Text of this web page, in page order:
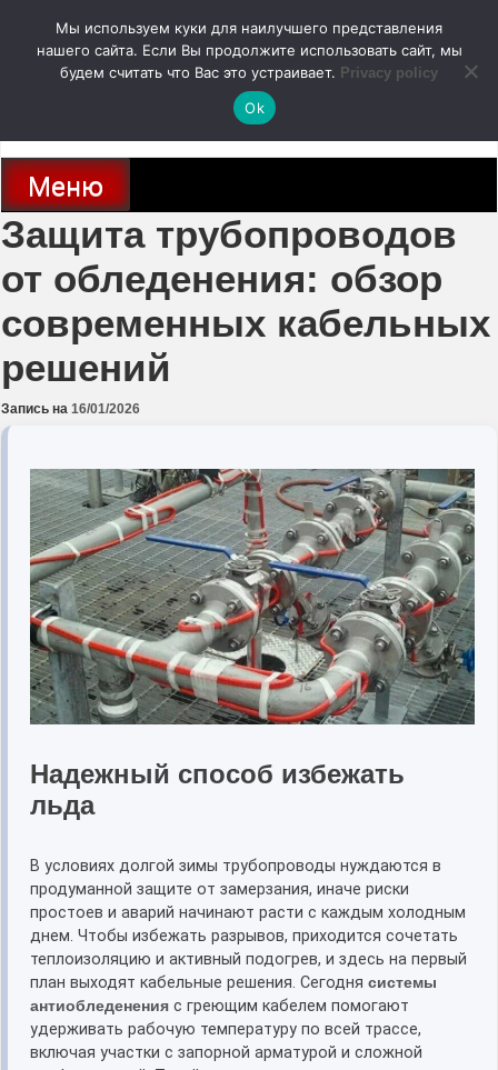
содержимому
autodoc24.ru
Новости про современные автомобили и не только, новинки зарубежного
и отечественного автопрома
Меню
Защита трубопроводов
от обледенения: обзор
современных кабельных
решений
Запись на 16/01/2026
Надежный способ избежать
льда
В условиях долгой зимы трубопроводы нуждаются в
продуманной защите от замерзания, иначе риски
простоев и аварий начинают расти с каждым холодным
днем. Чтобы избежать разрывов, приходится сочетать
теплоизоляцию и активный подогрев, и здесь на первый
план выходят кабельные решения. Сегодня системы
антиобледенения с греющим кабелем помогают
удерживать рабочую температуру по всей трассе,
включая участки с запорной арматурой и сложной
Мы используем куки для наилучшего представления
нашего сайта. Если Вы продолжите использовать сайт, мы
будем считать что Вас это устраивает. Privacy policy
Ok